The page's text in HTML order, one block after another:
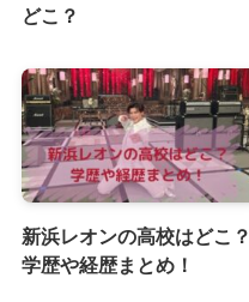
どこ？
新浜レオンの高校はどこ？
学歴や経歴まとめ！